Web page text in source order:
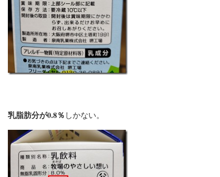
乳脂肪分が0.8％ しかない。